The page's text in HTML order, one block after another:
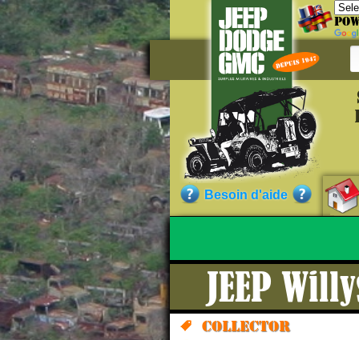
Besoin d'aide
JEEP
Collector
JA1400
Qualité :
Nos